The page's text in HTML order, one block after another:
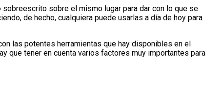
sobre el mismo lugar para dar con lo que se
de hecho, cualquiera puede usarlas a día de hoy para
las potentes herramientas que hay disponibles en el
que tener en cuenta varios factores muy importantes para